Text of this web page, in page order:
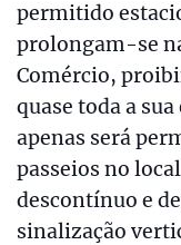
permitido
prolongam-se
Comércio,
quase toda a
apenas será
passeios no
descontínuo e
sinalização